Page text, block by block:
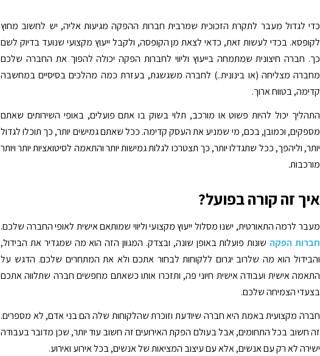
כדי לגדול מעבר לתקרת הזכוכית שמרבית חברות ההפקה מגיעות אליה, יש לחשוב מחוץ
לקופסא. בכדי לעשות זאת, כדאי לצאת מן הקופסה, ולקבל ייעוץ מקצועי שנועד בדיוק לשם
כך. חברה חיצונית שמתמחה בייעוץ וליווי לחברות הפקה יכולה להפוך את החברה שלכם
מחברה מצליחה (או בינונית..) לחברה משגשגת, בעזרת כמה מהלכים בסיסיים במחשבה
קדימה, בטווח ארוך.
התהליך יכול להיות פשוט או מורכב, תלוי בשוק בו אתם פועלים, באופי השירותים שאתם
מספקים, וכמובן, בכם, מי שמניע את העסק קדימה. ככל שאתם גמישים יותר, כך תוכלו לגדול
יותר, וליהפך, ככל שתגדלו יותר, כך תצטרכו לגלות גמישות יותר והתאמה לסיטואציות יותר ויותר
מורכבות.
איך זה קורה בפועל?
מעבר לרמה התאורטית, ישנו מסלול ייעוץ מקצועי וליווי שמותאם אישית לאופי החברה שלכם.
חברות הפקה שונות פועלות באופן שונה, ובצדק. המגוון הזה הוא מה שמגדיר את הבידול,
והבידול הוא מה שלרוב יגרום ללקוחות לבחור אתכם ולא את המתחרים שלכם. הדגש על
התאמה אישית ועבודה אישית חיוני פה, ותזכרו אותו כשאתם מחפשים חברה שתלווה אתכם
בצעדי הצמיחה שלכם.
חברה מקצועית באמת היא חברה שיודעת וזוכרת שהלקוחות שלה הם בני אדם, לא מספרים.
זה חשוב בכל התחומים, אבל בעולם הפקת האירועים זה חשוב עוד יותר, שכן מדובר בעבודה
ישירה לא רק עם אנשים, אלא עם עיצוב המציאות של אנשים, בכל אירוע ואירוע.